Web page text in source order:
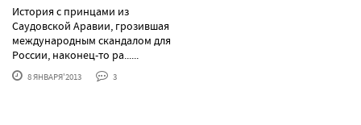
История с принцами из
Саудовской Аравии, грозившая
международным скандалом для
России, наконец-то ра......
8 ЯНВАРЯ'2013 3